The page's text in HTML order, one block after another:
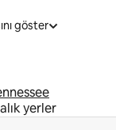
göster
yerler